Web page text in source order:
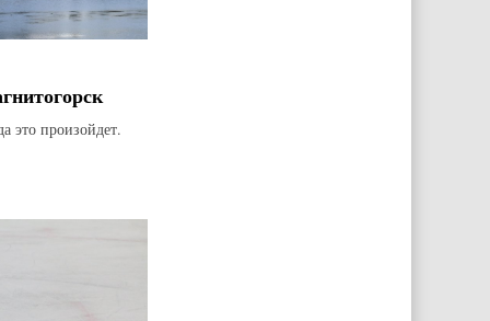
это произойдет.